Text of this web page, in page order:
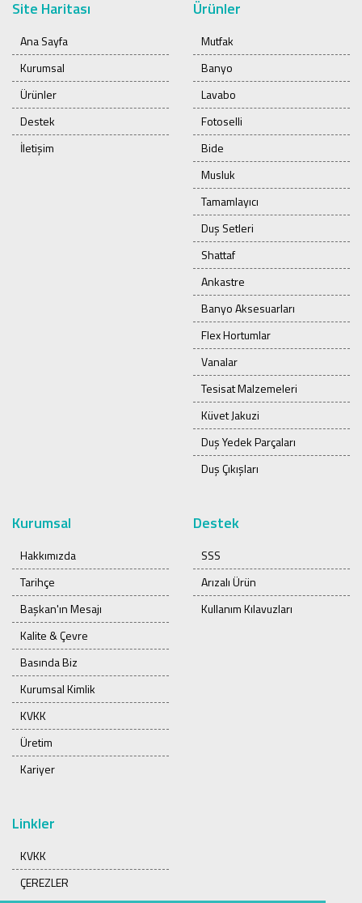
Site Haritası
Ana Sayfa
Kurumsal
Ürünler
Destek
İletişim
Ürünler
Mutfak
Banyo
Lavabo
Fotoselli
Bide
Musluk
Tamamlayıcı
Duş Setleri
Shattaf
Ankastre
Banyo Aksesuarları
Flex Hortumlar
Vanalar
Tesisat Malzemeleri
Küvet Jakuzi
Duş Yedek Parçaları
Duş Çıkışları
Kurumsal
Hakkımızda
Tarihçe
Başkan'ın Mesajı
Kalite & Çevre
Basında Biz
Kurumsal Kimlik
KVKK
Üretim
Kariyer
Destek
SSS
Arızalı Ürün
Kullanım Kılavuzları
Linkler
KVKK
ÇEREZLER